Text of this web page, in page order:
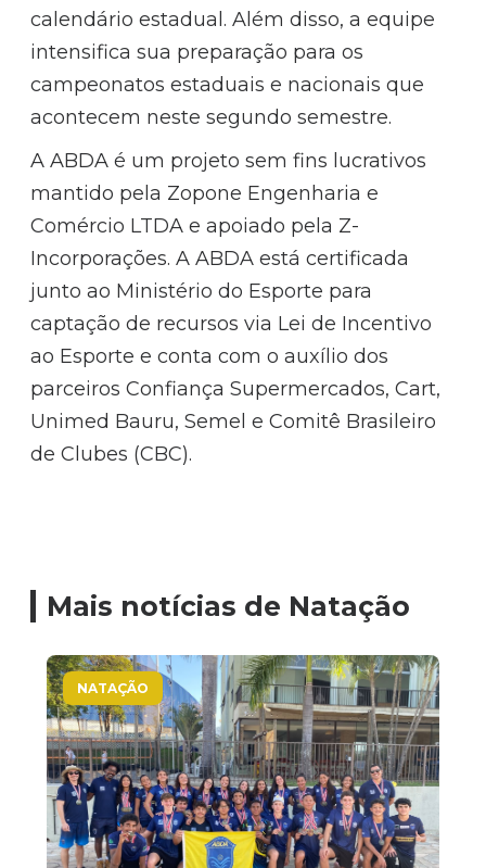
calendário estadual. Além disso, a equipe
intensifica sua preparação para os
campeonatos estaduais e nacionais que
acontecem neste segundo semestre.
A ABDA é um projeto sem fins lucrativos
mantido pela Zopone Engenharia e
Comércio LTDA e apoiado pela Z-
Incorporações. A ABDA está certificada
junto ao Ministério do Esporte para
captação de recursos via Lei de Incentivo
ao Esporte e conta com o auxílio dos
parceiros Confiança Supermercados, Cart,
Unimed Bauru, Semel e Comitê Brasileiro
de Clubes (CBC).
Mais notícias de Natação
NATAÇÃO